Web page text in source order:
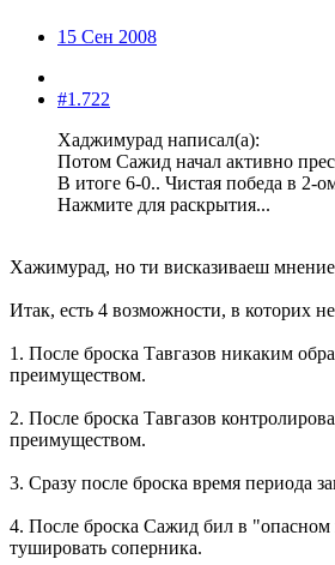
15 Сен 2008
#1.722
Хаджимурад написал(а):
Потом Сажид начал активно
В итоге 6-0.. Чистая победа в 2-
Нажмите для раскрытия...
Хажимурад, но ти висказиваеш
Итак, есть 4 возможности, в которих
1. После броска Тавгазов никаким
преимуществом.
2. После броска Тавгазов
преимуществом.
3. Сразу после броска время периода
4. После броска Сажид бил в "опасном
тушировать соперника.